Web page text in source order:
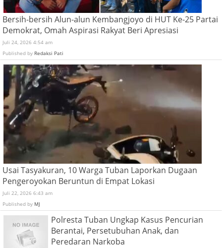
Bersih-bersih Alun-alun Kembangjoyo di HUT Ke-25 Partai
Demokrat, Omah Aspirasi Rakyat Beri Apresiasi
Juli 24, 2026 4:54 am
Published by Redaksi Pati
Usai Tasyakuran, 10 Warga Tuban Laporkan Dugaan
Pengeroyokan Beruntun di Empat Lokasi
Juli 22, 2026 6:43 am
Published by MJ
Polresta Tuban Ungkap Kasus Pencurian
Berantai, Persetubuhan Anak, dan
Peredaran Narkoba